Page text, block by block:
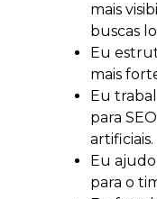
mais
buscas
Eu
mais
Eu
para
artificiais.
Eu
para o